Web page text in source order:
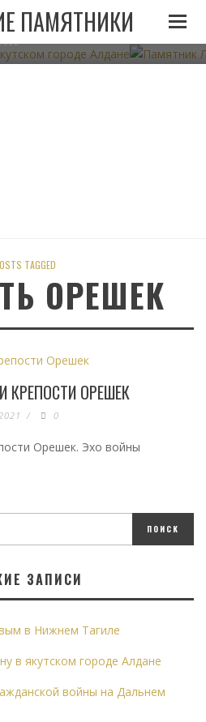
ПАМЯТНИКИ
ЯКУТСКОМ ГОРОДЕ
TAGGED
ОРЕШЕК
КРЕПОСТИ ОРЕШЕК
/ 0
Орешек. Эхо войны
ЗАПИСИ
в Нижнем Тагиле
в якутском городе Алдане
войны на Дальнем